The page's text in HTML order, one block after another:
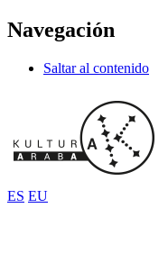
Navegación
Saltar al contenido
ES EU